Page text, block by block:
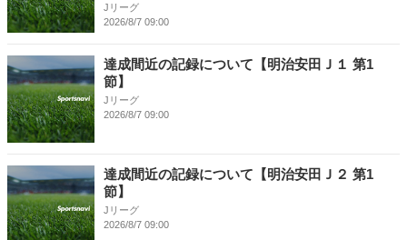
Jリーグ
2026/8/7 09:00
達成間近の記録について【明治安田Ｊ１ 第1
節】
Jリーグ
2026/8/7 09:00
達成間近の記録について【明治安田Ｊ２ 第1
節】
Jリーグ
2026/8/7 09:00